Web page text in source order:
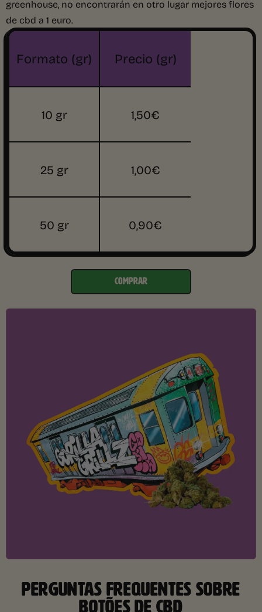
greenhouse, no encontrarán en otro lugar mejores flores
de cbd a 1 euro.
Formato (gr) Precio (gr)
10 gr 1,50€
25 gr 1,00€
50 gr 0,90€
COMPRAR
PERGUNTAS FREQUENTES SOBRE
BOTÕES DE CBD